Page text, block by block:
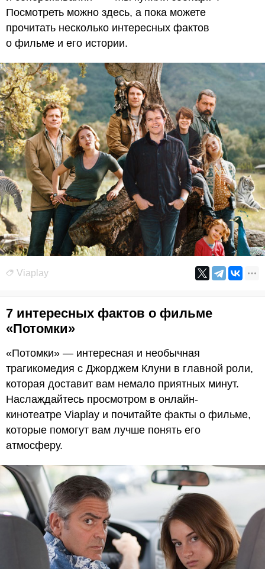
Посмотреть можно здесь, а пока можете
прочитать несколько интересных фактов
о фильме и его истории.
Viaplay
7 интересных фактов о фильме
«Потомки»
«Потомки» — интересная и необычная
трагикомедия c Джорджем Клуни в главной роли,
которая доставит вам немало приятных минут.
Наслаждайтесь просмотром в онлайн-
кинотеатре Viaplay и почитайте факты о фильме,
которые помогут вам лучше понять его
атмосферу.